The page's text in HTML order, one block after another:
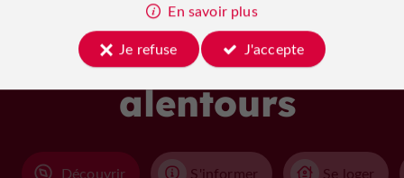
À découvrir
aux
alentours
Découvrir S'informer Se loger
En savoir plus
Je refuse
J'accepte